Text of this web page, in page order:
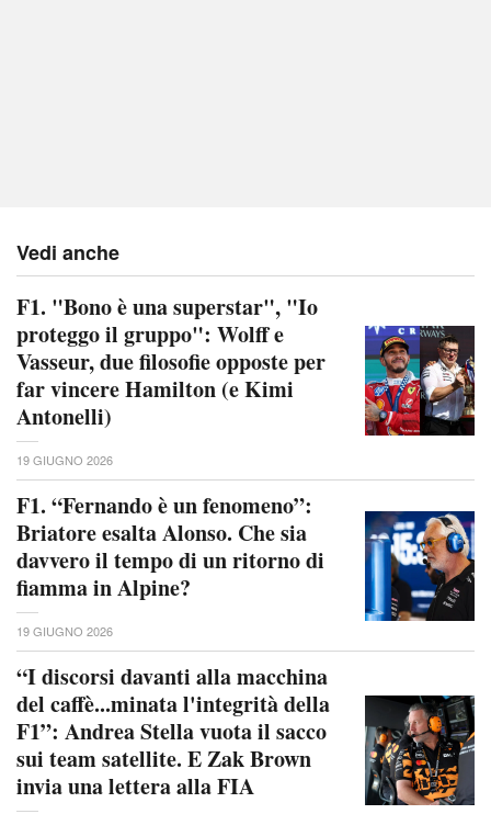
Vedi anche
F1. "Bono è una superstar", "Io
proteggo il gruppo": Wolff e
Vasseur, due filosofie opposte per
far vincere Hamilton (e Kimi
Antonelli)
19 GIUGNO 2026
F1. “Fernando è un fenomeno”:
Briatore esalta Alonso. Che sia
davvero il tempo di un ritorno di
fiamma in Alpine?
19 GIUGNO 2026
“I discorsi davanti alla macchina
del caffè...minata l'integrità della
F1”: Andrea Stella vuota il sacco
sui team satellite. E Zak Brown
invia una lettera alla FIA